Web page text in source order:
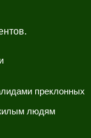
преклонных
людям